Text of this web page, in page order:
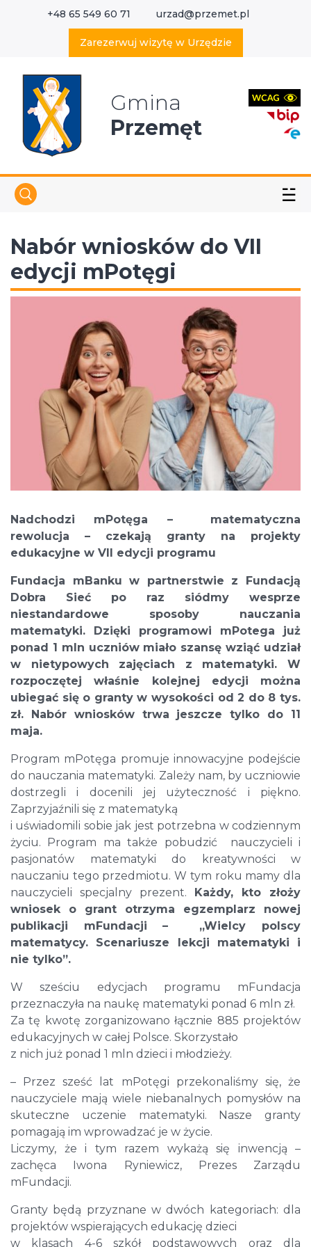
+48 65 549 60 71 urzad@przemet.pl
Zarezerwuj wizytę w Urzędzie
Gmina
Przemęt
☱
Nabór wniosków do VII
edycji mPotęgi
Nadchodzi mPotęga – matematyczna
rewolucja – czekają granty na projekty
edukacyjne w VII edycji programu
Fundacja mBanku w partnerstwie z Fundacją
Dobra Sieć po raz siódmy wesprze
niestandardowe sposoby nauczania
matematyki. Dzięki programowi mPotega już
ponad 1 mln uczniów miało szansę wziąć udział
w nietypowych zajęciach z matematyki. W
rozpoczętej właśnie kolejnej edycji można
ubiegać się o granty w wysokości od 2 do 8 tys.
zł. Nabór wniosków trwa jeszcze tylko do 11
maja.
Program mPotęga promuje innowacyjne podejście
do nauczania matematyki. Zależy nam, by uczniowie
dostrzegli i docenili jej użyteczność i piękno.
Zaprzyjaźnili się z matematyką
i uświadomili sobie jak jest potrzebna w codziennym
życiu. Program ma także pobudzić nauczycieli i
pasjonatów matematyki do kreatywności w
nauczaniu tego przedmiotu. W tym roku mamy dla
nauczycieli specjalny prezent. Każdy, kto złoży
wniosek o grant otrzyma egzemplarz nowej
publikacji mFundacji – „Wielcy polscy
matematycy. Scenariusze lekcji matematyki i
nie tylko”.
W sześciu edycjach programu mFundacja
przeznaczyła na naukę matematyki ponad 6 mln zł.
Za tę kwotę zorganizowano łącznie 885 projektów
edukacyjnych w całej Polsce. Skorzystało
z nich już ponad 1 mln dzieci i młodzieży.
– Przez sześć lat mPotęgi przekonaliśmy się, że
nauczyciele mają wiele niebanalnych pomysłów na
skuteczne uczenie matematyki. Nasze granty
pomagają im wprowadzać je w życie.
Liczymy, że i tym razem wykażą się inwencją –
zachęca Iwona Ryniewicz, Prezes Zarządu
mFundacji.
Granty będą przyznane w dwóch kategoriach: dla
projektów wspierających edukację dzieci
w klasach 4-6 szkół podstawowych oraz dla
Wyszukaj w serwisie